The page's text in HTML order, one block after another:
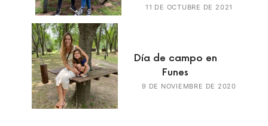
11 DE OCTUBRE DE 2021
Día de campo en
Funes
9 DE NOVIEMBRE DE 2020